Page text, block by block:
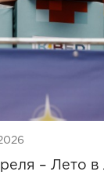
– Лето в